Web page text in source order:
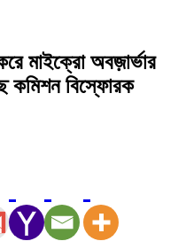
মাইক্রো অবজ়ার্ভার
কমিশন বিস্ফোরক